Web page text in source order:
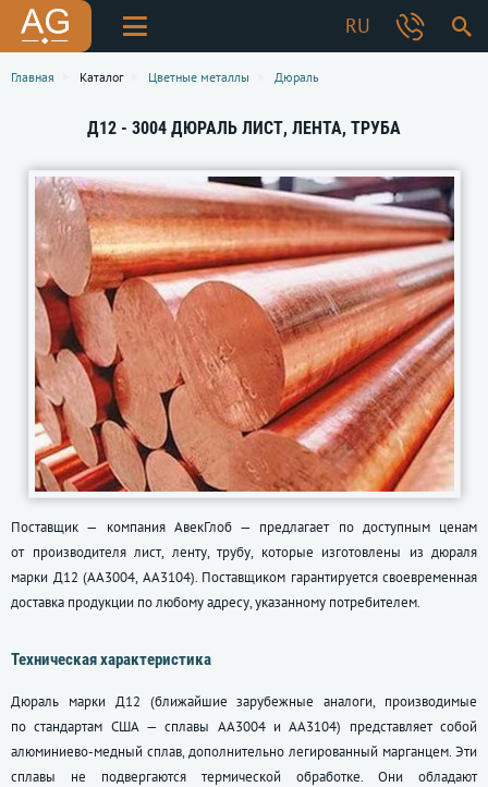
RU
Главная Каталог Цветные металлы Дюраль
Д12 - 3004 ДЮРАЛЬ ЛИСТ, ЛЕНТА, ТРУБА
Поставщик — компания АвекГлоб — предлагает по доступным ценам
от производителя лист, ленту, трубу, которые изготовлены из дюраля
марки Д12 (АА3004, АА3104). Поставщиком гарантируется своевременная
доставка продукции по любому адресу, указанному потребителем.
Техническая характеристика
Дюраль марки Д12 (ближайшие зарубежные аналоги, производимые
по стандартам США — сплавы АА3004 и АА3104) представляет собой
алюминиево-медный сплав, дополнительно легированный марганцем. Эти
сплавы не подвергаются термической обработке. Они обладают